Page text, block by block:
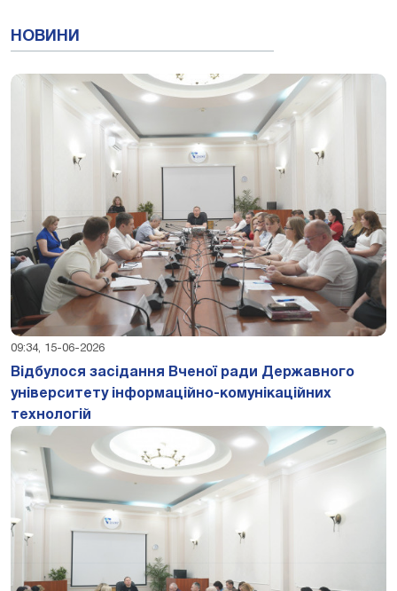
НОВИНИ
09:34, 15-06-2026
Відбулося засідання Вченої ради Державного
університету інформаційно-комунікаційних
технологій